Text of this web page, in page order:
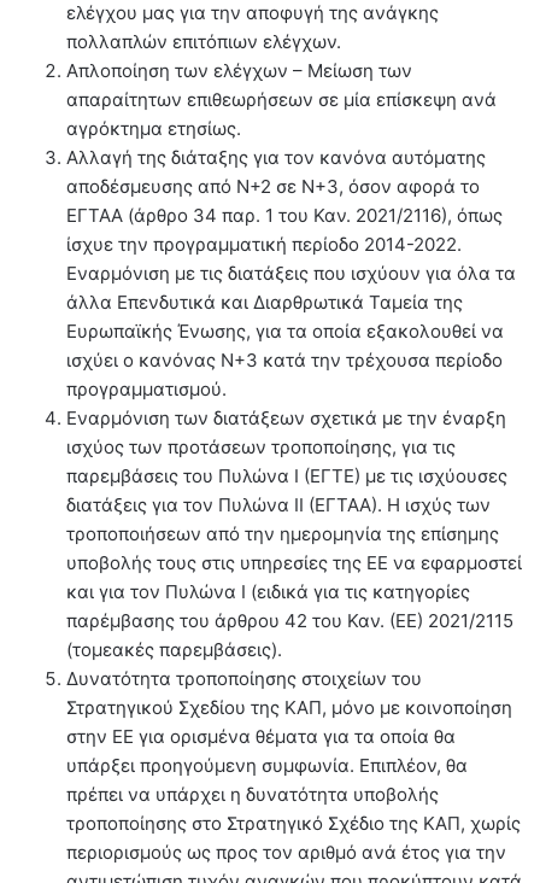
ελέγχου μας για την αποφυγή της ανάγκης
πολλαπλών επιτόπιων ελέγχων.
Απλοποίηση των ελέγχων – Μείωση των
απαραίτητων επιθεωρήσεων σε μία επίσκεψη ανά
αγρόκτημα ετησίως.
Αλλαγή της διάταξης για τον κανόνα αυτόματης
αποδέσμευσης από Ν+2 σε Ν+3, όσον αφορά το
ΕΓΤΑΑ (άρθρο 34 παρ. 1 του Καν. 2021/2116), όπως
ίσχυε την προγραμματική περίοδο 2014-2022.
Εναρμόνιση με τις διατάξεις που ισχύουν για όλα τα
άλλα Επενδυτικά και Διαρθρωτικά Ταμεία της
Ευρωπαϊκής Ένωσης, για τα οποία εξακολουθεί να
ισχύει ο κανόνας N+3 κατά την τρέχουσα περίοδο
προγραμματισμού.
Εναρμόνιση των διατάξεων σχετικά με την έναρξη
ισχύος των προτάσεων τροποποίησης, για τις
παρεμβάσεις του Πυλώνα Ι (ΕΓΤΕ) με τις ισχύουσες
διατάξεις για τον Πυλώνα ΙΙ (ΕΓΤΑΑ). Η ισχύς των
τροποποιήσεων από την ημερομηνία της επίσημης
υποβολής τους στις υπηρεσίες της ΕΕ να εφαρμοστεί
και για τον Πυλώνα Ι (ειδικά για τις κατηγορίες
παρέμβασης του άρθρου 42 του Καν. (ΕΕ) 2021/2115
(τομεακές παρεμβάσεις).
Δυνατότητα τροποποίησης στοιχείων του
Στρατηγικού Σχεδίου της ΚΑΠ, μόνο με κοινοποίηση
στην ΕΕ για ορισμένα θέματα για τα οποία θα
υπάρξει προηγούμενη συμφωνία. Επιπλέον, θα
πρέπει να υπάρχει η δυνατότητα υποβολής
τροποποίησης στο Στρατηγικό Σχέδιο της ΚΑΠ, χωρίς
περιορισμούς ως προς τον αριθμό ανά έτος για την